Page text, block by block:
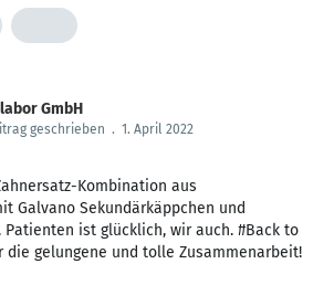
GmbH
geschrieben . 1. April 2022
Kombination aus
Galvano Sekundärkäppchen und
ist glücklich, wir auch. #Back to
die gelungene und tolle Zusammenarbeit!